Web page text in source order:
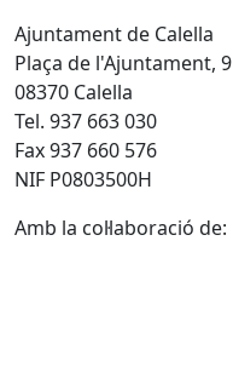
Ajuntament de Calella
Plaça de l'Ajuntament, 9
08370 Calella
Tel. 937 663 030
Fax 937 660 576
NIF P0803500H
Amb la col·laboració de: